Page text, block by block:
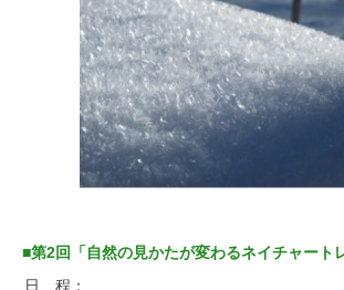
■第2回「自然の見かたが変わるネイチャート
日 程：